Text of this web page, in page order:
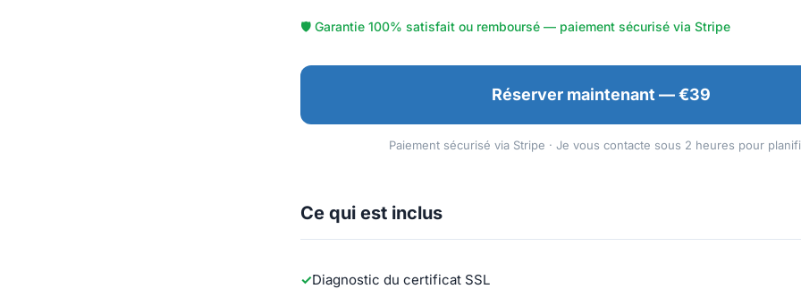
🛡 Garantie 100% satisfait ou remboursé — paiement sécurisé via Stripe
Réserver maintenant — €39
Paiement sécurisé via Stripe · Je vous contacte sous 2 heures pour
Ce qui est inclus
Diagnostic du certificat SSL